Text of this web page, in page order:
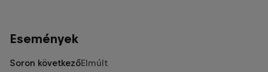
Események
Soron következőElmúlt